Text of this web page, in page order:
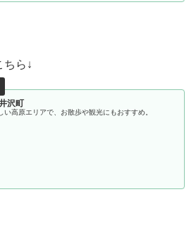
ちら↓
沢町
い高原エリアで、お散歩や観光にもおすすめ。